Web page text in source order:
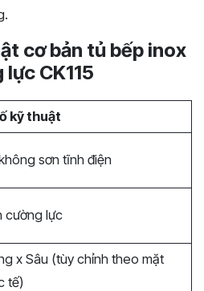
cơ bản tủ bếp inox
CK115
kỹ thuật
sơn tĩnh điện
cường lực
x Sâu (tùy chỉnh theo mặt
tế)